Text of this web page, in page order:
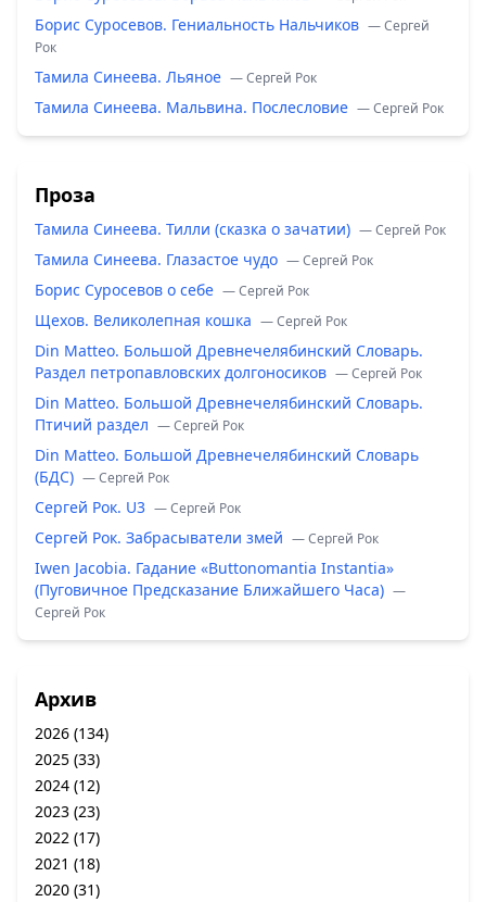
Борис Суросевов. Гениальность Нальчиков — Сергей
Рок
Тамила Синеева. Льяное — Сергей Рок
Тамила Синеева. Мальвина. Послесловие — Сергей Рок
Проза
Тамила Синеева. Тилли (сказка о зачатии) — Сергей Рок
Тамила Синеева. Глазастое чудо — Сергей Рок
Борис Суросевов о себе — Сергей Рок
Щехов. Великолепная кошка — Сергей Рок
Din Matteo. Большой Древнечелябинский Словарь.
Раздел петропавловских долгоносиков — Сергей Рок
Din Matteo. Большой Древнечелябинский Словарь.
Птичий раздел — Сергей Рок
Din Matteo. Большой Древнечелябинский Словарь
(БДС) — Сергей Рок
Сергей Рок. U3 — Сергей Рок
Сергей Рок. Забрасыватели змей — Сергей Рок
Iwen Jacobia. Гадание «Buttonomantia Instantia»
(Пуговичное Предсказание Ближайшего Часа) —
Сергей Рок
Архив
2026 (134)
2025 (33)
2024 (12)
2023 (23)
2022 (17)
2021 (18)
2020 (31)